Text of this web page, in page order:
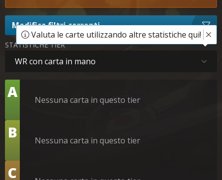
Modifica filtri correnti
STATISTICHE TIER
WR con carta in mano
Valuta le carte utilizzando altre statistiche qui!
Tier
A Nessuna carta in questo tier
Tier
B Nessuna carta in questo tier
Tier
C